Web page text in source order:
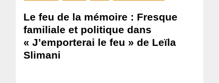
Le feu de la mémoire : Fresque
familiale et politique dans
« J’emporterai le feu » de Leïla
Slimani